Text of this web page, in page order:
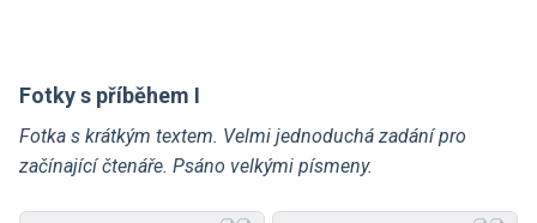
Fotky s příběhem I
Fotka s krátkým textem. Velmi jednoduchá zadání pro
začínající čtenáře. Psáno velkými písmeny.